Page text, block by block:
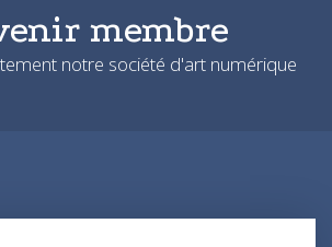
membre
notre société d'art numérique